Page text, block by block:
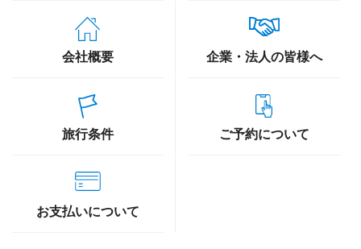
会社概要 企業・法人の皆様へ
旅行条件 ご予約について
お支払いについて